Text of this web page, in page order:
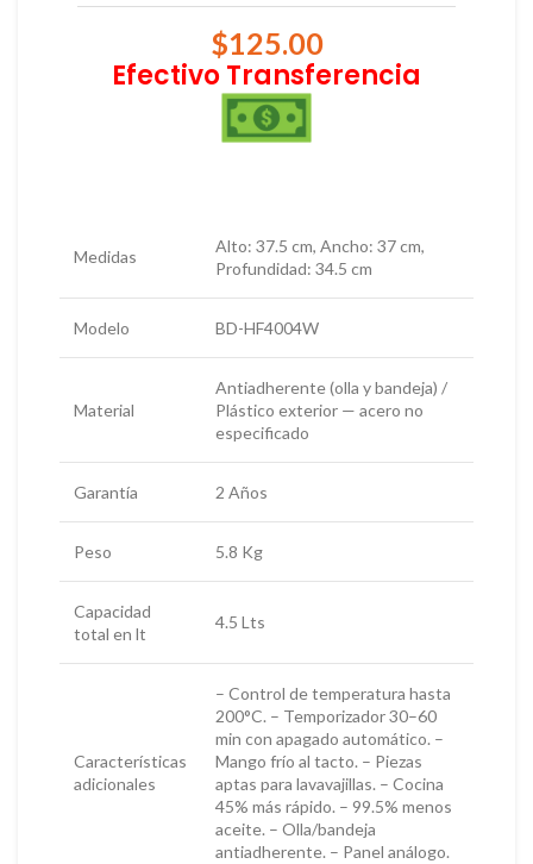
$125.00
Efectivo Transferencia
Medidas
Alto: 37.5 cm, Ancho: 37 cm,
Profundidad: 34.5 cm
Modelo BD-HF4004W
Material
Antiadherente (olla y bandeja) /
Plástico exterior — acero no
especificado
Garantía 2 Años
Peso 5.8 Kg
Capacidad
total en lt
4.5 Lts
Características
adicionales
– Control de temperatura hasta
200°C. – Temporizador 30–60
min con apagado automático. –
Mango frío al tacto. – Piezas
aptas para lavavajillas. – Cocina
45% más rápido. – 99.5% menos
aceite. – Olla/bandeja
antiadherente. – Panel análogo.